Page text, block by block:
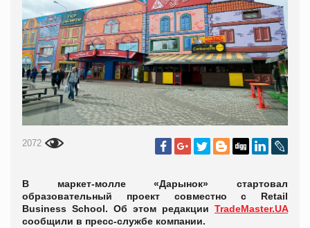
2072
В маркет-молле «Дарынок» стартовал
образовательный проект совместно с Retail
Business School. Об этом редакции TradeMaster.UA
сообщили в пресс-службе компании.